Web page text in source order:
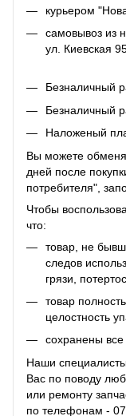
курьером
самовывоз из
ул. Киевская
Безналичный
Безналичный
Наложеный
Вы можете
дней после
потребителя",
Чтобы
что:
товар, не
следов
грязи,
товар
целостность
сохранены все
Наши
Вас по поводу
или ремонту
по телефонам -